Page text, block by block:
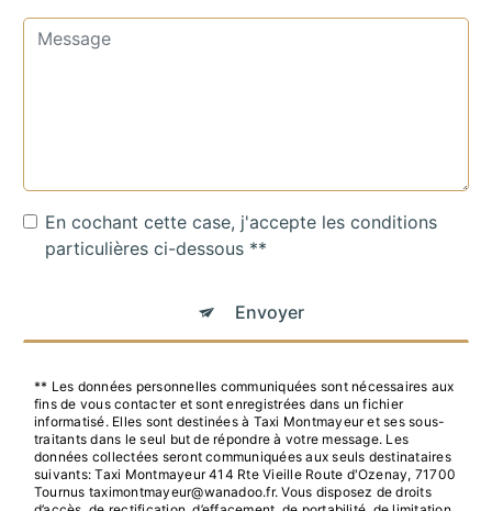
En cochant cette case, j'accepte les conditions
particulières ci-dessous **
Envoyer
** Les données personnelles communiquées sont nécessaires aux
fins de vous contacter et sont enregistrées dans un fichier
informatisé. Elles sont destinées à Taxi Montmayeur et ses sous-
traitants dans le seul but de répondre à votre message. Les
données collectées seront communiquées aux seuls destinataires
suivants: Taxi Montmayeur 414 Rte Vieille Route d'Ozenay, 71700
Tournus taximontmayeur@wanadoo.fr. Vous disposez de droits